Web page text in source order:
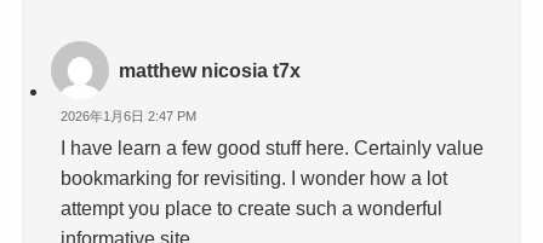
matthew nicosia t7x
2026年1月6日 2:47 PM
I have learn a few good stuff here. Certainly value
bookmarking for revisiting. I wonder how a lot
attempt you place to create such a wonderful